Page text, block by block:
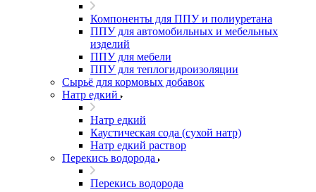
Компоненты для ППУ и полиуретана
ППУ для автомобильных и мебельных
изделий
ППУ для мебели
ППУ для теплогидроизоляции
Сырьё для кормовых добавок
Натр едкий
Натр едкий
Каустическая сода (сухой натр)
Натр едкий раствор
Перекись водорода
Перекись водорода